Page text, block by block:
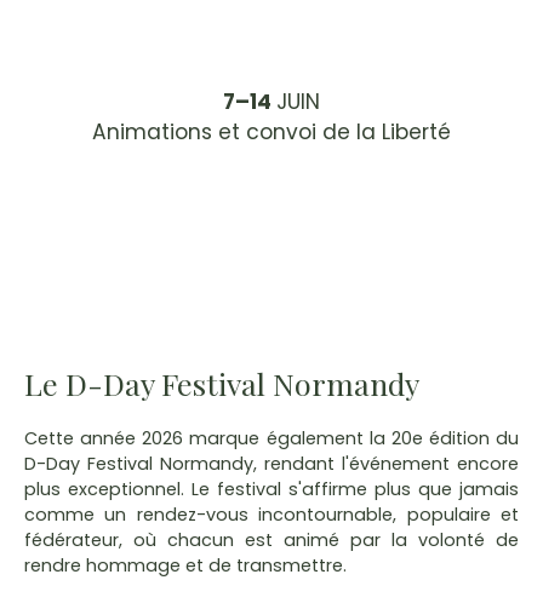
7–14 JUIN
Animations et convoi de la Liberté
Le D-Day Festival Normandy
Cette année 2026 marque également la 20e édition du
D-Day Festival Normandy, rendant l'événement encore
plus exceptionnel. Le festival s'affirme plus que jamais
comme un rendez-vous incontournable, populaire et
fédérateur, où chacun est animé par la volonté de
rendre hommage et de transmettre.